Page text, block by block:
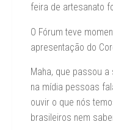
feira de artesanato
O Fórum teve
apresentação do
Maha, que passou
na mídia pessoas
ouvir o que nós
brasileiros nem